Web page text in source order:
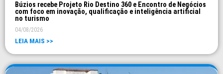
Búzios recebe Projeto Rio Destino 360 e Encontro de Negócios
com foco em inovação, qualificação e inteligência artificial
no turismo
04/08/2026
LEIA MAIS >>